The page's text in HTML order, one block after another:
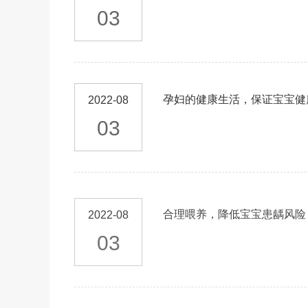
03
2022-08
03
孕妇的健康生活，保证宝宝健
2022-08
03
合理喂养，降低宝宝患龋风险